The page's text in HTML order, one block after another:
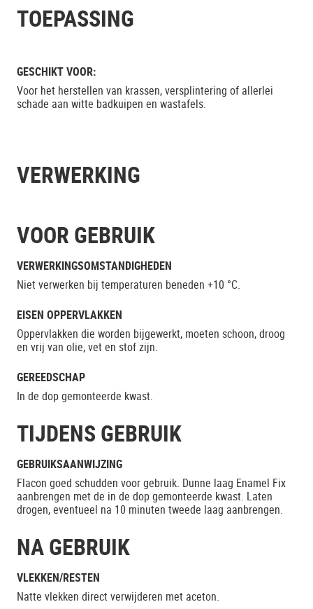
TOEPASSING
GESCHIKT VOOR:
Voor het herstellen van krassen, versplintering of allerlei
schade aan witte badkuipen en wastafels.
VERWERKING
VOOR GEBRUIK
VERWERKINGSOMSTANDIGHEDEN
Niet verwerken bij temperaturen beneden +10 °C.
EISEN OPPERVLAKKEN
Oppervlakken die worden bijgewerkt, moeten schoon, droog
en vrij van olie, vet en stof zijn.
GEREEDSCHAP
In de dop gemonteerde kwast.
TIJDENS GEBRUIK
GEBRUIKSAANWIJZING
Flacon goed schudden voor gebruik. Dunne laag Enamel Fix
aanbrengen met de in de dop gemonteerde kwast. Laten
drogen, eventueel na 10 minuten tweede laag aanbrengen.
NA GEBRUIK
VLEKKEN/RESTEN
Natte vlekken direct verwijderen met aceton.